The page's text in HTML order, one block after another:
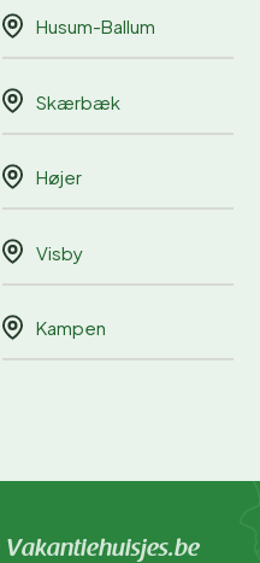
Husum-Ballum
Skærbæk
Højer
Visby
Kampen